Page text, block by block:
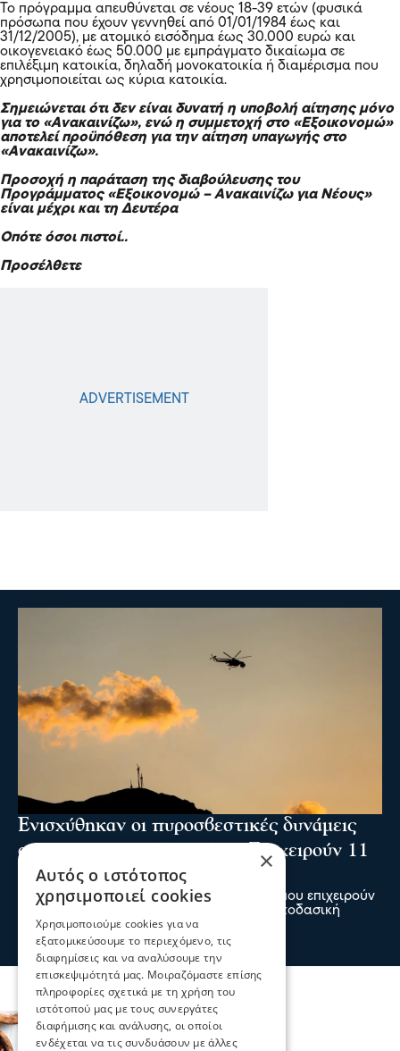
Το πρόγραμμα απευθύνεται σε νέους 18-39 ετών (φυσικά
πρόσωπα που έχουν γεννηθεί από 01/01/1984 έως και
31/12/2005), με ατομικό εισόδημα έως 30.000 ευρώ και
οικογενειακό έως 50.000 με εμπράγματο δικαίωμα σε
επιλέξιμη κατοικία, δηλαδή μονοκατοικία ή διαμέρισμα που
χρησιμοποιείται ως κύρια κατοικία.
Σημειώνεται ότι δεν είναι δυνατή η υποβολή αίτησης μόνο
για το «Ανακαινίζω», ενώ η συμμετοχή στο «Εξοικονομώ»
αποτελεί προϋπόθεση για την αίτηση υπαγωγής στο
«Ανακαινίζω».
Προσοχή η παράταση της διαβούλευσης του
Προγράμματος «Εξοικονομώ – Ανακαινίζω για Νέους»
είναι μέχρι και τη Δευτέρα
Οπότε όσοι πιστοί..
Προσέλθετε
Ενισχύθηκαν οι πυροσβεστικές δυνάμεις
στη φωτιά στην Κορινθία - Επιχειρούν 11
εναέρια μέσα
Ενισχύθηκαν οι πυροσβεστικές δυνάμεις που επιχειρούν
στην πυρκαγιά που έχει ξεσπάσει σε αγροτοδασική
έκταση, στην περιοχή Στεφάνι Κορίνθου.
07 Αυγ 2026, 20:24
×
Αυτός ο ιστότοπος
χρησιμοποιεί cookies
Χρησιμοποιούμε cookies για να
εξατομικεύσουμε το περιεχόμενο, τις
διαφημίσεις και να αναλύσουμε την
επισκεψιμότητά μας. Μοιραζόμαστε επίσης
πληροφορίες σχετικά με τη χρήση του
ιστότοπού μας με τους συνεργάτες
διαφήμισης και ανάλυσης, οι οποίοι
ενδέχεται να τις συνδυάσουν με άλλες